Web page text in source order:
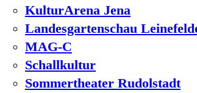
KulturArena Jena
Landesgartenschau
MAG-C
Schallkultur
Sommertheater Rudolstadt